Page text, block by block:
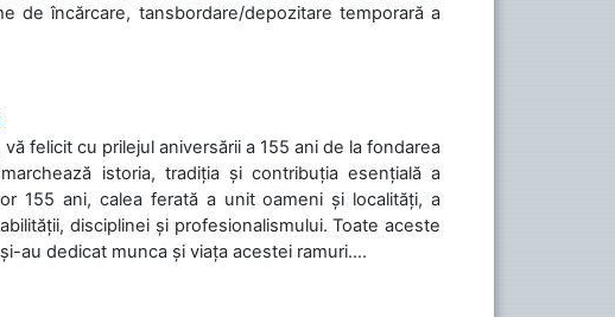
de încărcare, tansbordare/depozitare temporară a
felicit cu prilejul aniversării a 155 ani de la fondarea
istoria, tradiția și contribuția esențială a
155 ani, calea ferată a unit oameni și localități, a
disciplinei și profesionalismului. Toate aceste
au dedicat munca și viața acestei ramuri....